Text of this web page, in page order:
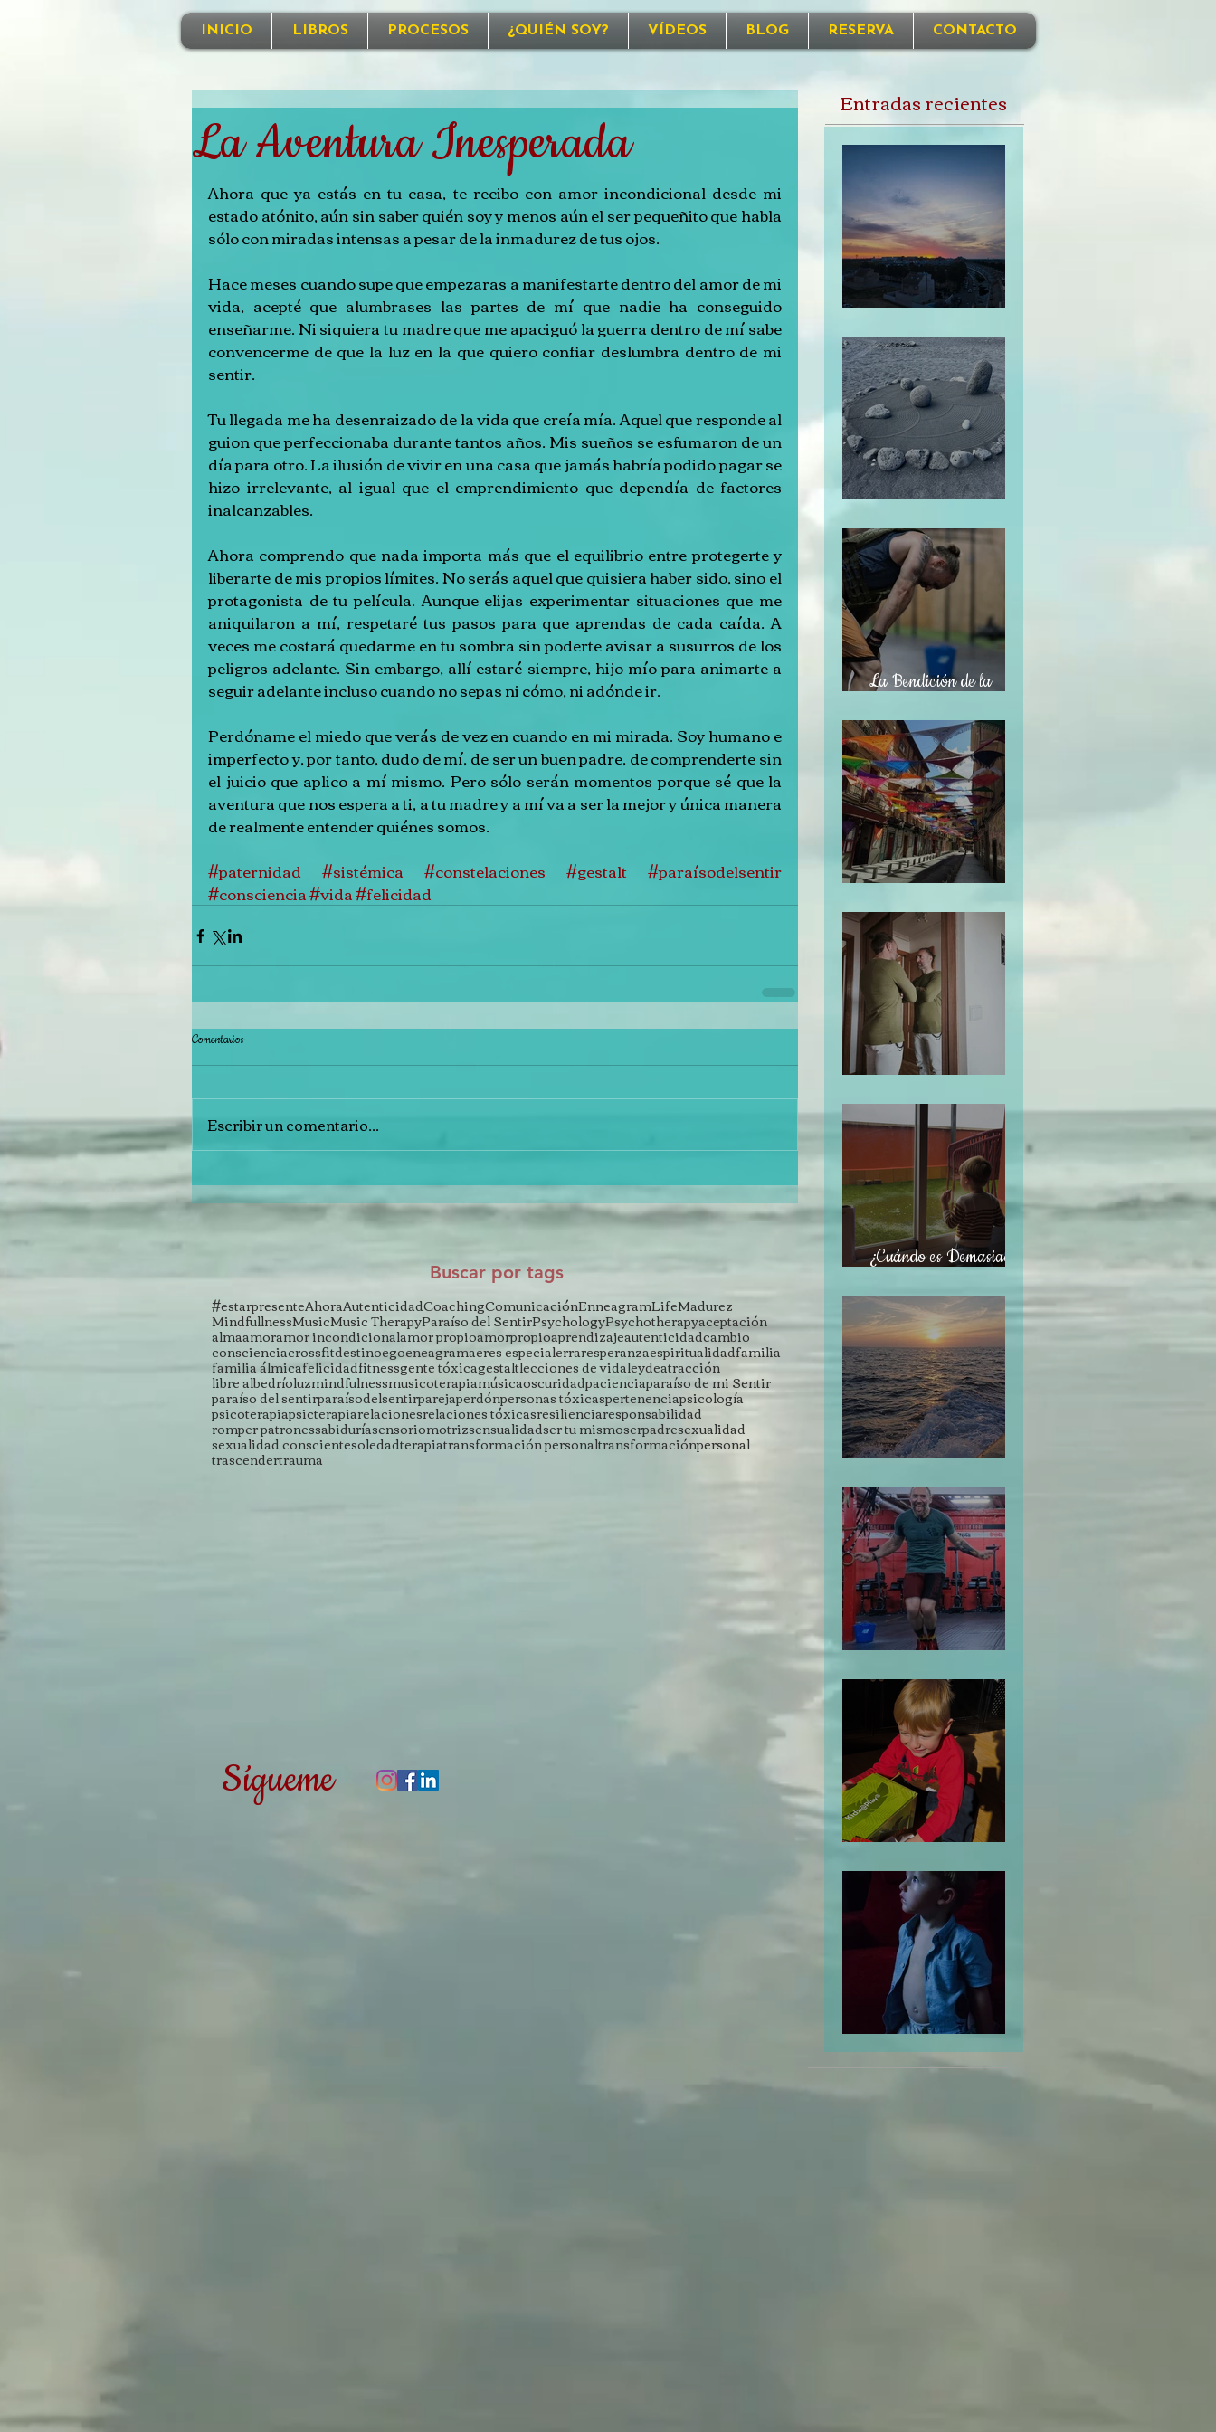
INICIO LIBROS PROCESOS ¿QUIÉN SOY? VÍDEOS BLOG RESERVA CONTACTO
La Aventura Inesperada
Ahora que ya estás en tu casa, te recibo con amor incondicional desde mi
estado atónito, aún sin saber quién soy y menos aún el ser pequeñito que habla
sólo con miradas intensas a pesar de la inmadurez de tus ojos.
Hace meses cuando supe que empezaras a manifestarte dentro del amor de mi
vida, acepté que alumbrases las partes de mí que nadie ha conseguido
enseñarme. Ni siquiera tu madre que me apaciguó la guerra dentro de mí sabe
convencerme de que la luz en la que quiero confiar deslumbra dentro de mi
sentir.
Tu llegada me ha desenraizado de la vida que creía mía. Aquel que responde al
guion que perfeccionaba durante tantos años. Mis sueños se esfumaron de un
día para otro. La ilusión de vivir en una casa que jamás habría podido pagar se
hizo irrelevante, al igual que el emprendimiento que dependía de factores
inalcanzables.
Ahora comprendo que nada importa más que el equilibrio entre protegerte y
liberarte de mis propios límites. No serás aquel que quisiera haber sido, sino el
protagonista de tu película. Aunque elijas experimentar situaciones que me
aniquilaron a mí, respetaré tus pasos para que aprendas de cada caída. A
veces me costará quedarme en tu sombra sin poderte avisar a susurros de los
peligros adelante. Sin embargo, allí estaré siempre, hijo mío para animarte a
seguir adelante incluso cuando no sepas ni cómo, ni adónde ir.
Perdóname el miedo que verás de vez en cuando en mi mirada. Soy humano e
imperfecto y, por tanto, dudo de mí, de ser un buen padre, de comprenderte sin
el juicio que aplico a mí mismo. Pero sólo serán momentos porque sé que la
aventura que nos espera a ti, a tu madre y a mí va a ser la mejor y única manera
de realmente entender quiénes somos.
#paternidad
#sistémica #constelaciones #gestalt
#paraísodelsentir
#consciencia#vida#felicidad
Comentarios
Escribir un comentario...
Buscar por tags
#estarpresenteAhoraAutenticidadCoachingComunicaciónEnneagramLifeMadurez
MindfullnessMusicMusic TherapyParaíso del SentirPsychologyPsychotherapyaceptación
almaamoramor incondicionalamor propioamorpropioaprendizajeautenticidadcambio
conscienciacrossfitdestinoegoeneagramaeres especialerraresperanzaespiritualidadfamilia
familia álmicafelicidadfitnessgente tóxicagestaltlecciones de vidaleydeatracción
libre albedríoluzmindfulnessmusicoterapiamúsicaoscuridadpacienciaparaíso de mi Sentir
paraíso del sentirparaísodelsentirparejaperdónpersonas tóxicaspertenenciapsicología
psicoterapiapsicterapiarelacionesrelaciones tóxicasresilienciaresponsabilidad
romper patronessabiduríasensoriomotrizsensualidadser tu mismoserpadresexualidad
sexualidad conscientesoledadterapiatransformación personaltransformaciónpersonal
trascendertrauma
Sígueme
Entradas recientes
La Bendición de la
¿Cuándo es Demasiado
Odio el Odio